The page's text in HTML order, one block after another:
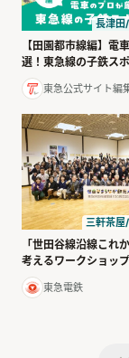
長津田
【田園都市線編】電
選！東急線の子鉄ス
東急公式サイト編
三軒茶屋
「世田谷線沿線これ
考えるワークショッ
東急電鉄